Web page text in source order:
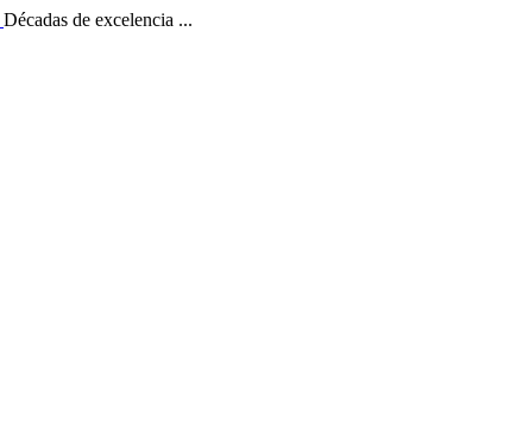
Décadas de excelencia ...